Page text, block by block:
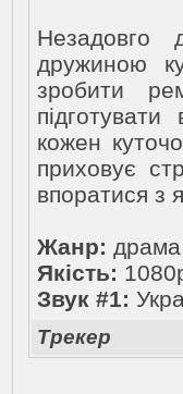
дружиною
зробити
кожен
приховує
впоратися з
Жанр:
Якість:
Звук #1:
Трекер